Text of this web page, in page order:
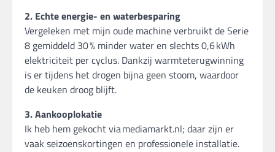
2. Echte energie- en waterbesparing
Vergeleken met mijn oude machine verbruikt de Serie
8 gemiddeld 30 % minder water en slechts 0,6 kWh
elektriciteit per cyclus. Dankzij warmte­terugwinning
is er tijdens het drogen bijna geen stoom, waardoor
de keuken droog blijft.
3. Aankooplokatie
Ik heb hem gekocht via mediamarkt.nl; daar zijn er
vaak seizoenskortingen en professionele installatie.